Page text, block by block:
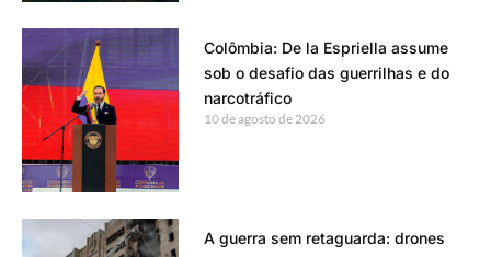
Colômbia: De la Espriella assume
sob o desafio das guerrilhas e do
narcotráfico
10 de agosto de 2026
A guerra sem retaguarda: drones